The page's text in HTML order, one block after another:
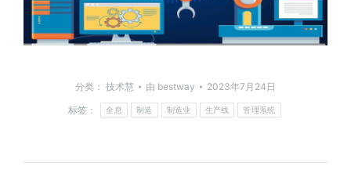
分类： 技术慧 由 bestway
2023年7月24日
标签：
全息 制造 制造业 生产线 管理系统